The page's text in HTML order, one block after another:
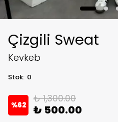
Çizgili Sweat
Kevkeb
Stok: 0
%62
₺ 1,300.00
₺ 500.00